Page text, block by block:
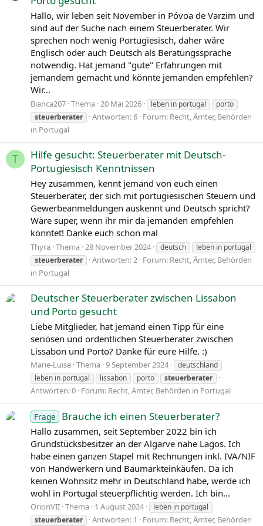
Hallo, wir leben seit November in Póvoa de Varzim und
sind auf der Suche nach einem Steuerberater. Wir
sprechen noch wenig Portugiesisch, daher wäre
Englisch oder auch Deutsch als Beratungssprache
notwendig. Hat jemand "gute" Erfahrungen mit
jemandem gemacht und könnte jemanden empfehlen?
Wir...
Bianca207 Thema 20 Mai 2026 leben in portugal
porto
steuerberater
Antworten: 6 Forum: Recht, Ämter, Behörden
in Portugal
T
Hilfe gesucht: Steuerberater mit Deutsch-
Portugiesisch Kenntnissen
Hey zusammen, kennt jemand von euch einen
Steuerberater, der sich mit portugiesischen Steuern und
Gewerbeanmeldungen auskennt und Deutsch spricht?
Wäre super, wenn ihr mir da jemanden empfehlen
könntet! Danke euch schon mal
Thyra Thema 28 November 2024 deutsch
leben in portugal
steuerberater
Antworten: 2 Forum: Recht, Ämter, Behörden
in Portugal
Deutscher Steuerberater zwischen Lissabon
und Porto gesucht
Liebe Mitglieder, hat jemand einen Tipp für eine
seriösen und ordentlichen Steuerberater zwischen
Lissabon und Porto? Danke für eure Hilfe. :)
Marie-Luise Thema 9 September 2024
deutschland
leben in portugal
lissabon porto steuerberater
Antworten: 0 Forum: Recht, Ämter, Behörden in Portugal
Frage Brauche ich einen Steuerberater?
Hallo zusammen, seit September 2022 bin ich
Grundstücksbesitzer an der Algarve nahe Lagos. Ich
habe einen ganzen Stapel mit Rechnungen inkl. IVA/NIF
von Handwerkern und Baumarkteinkäufen. Da ich
keinen Wohnsitz mehr in Deutschland habe, werde ich
wohl in Portugal steuerpflichtig werden. Ich bin...
OrionVII Thema 1 August 2024
leben in portugal
steuerberater
Antworten: 1 Forum: Recht, Ämter, Behörden